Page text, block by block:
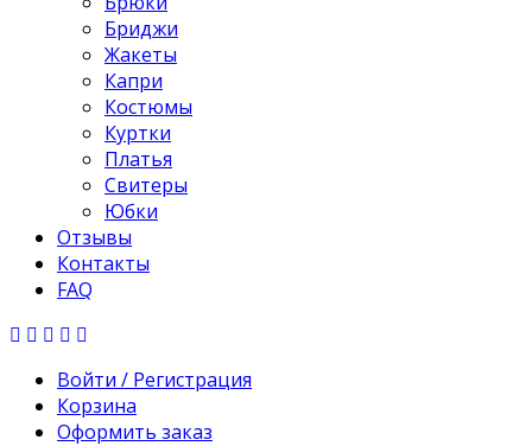
Бриджи
Жакеты
Капри
Костюмы
Куртки
Платья
Свитеры
Юбки
Отзывы
Контакты
FAQ
Войти / Регистрация
Корзина
Оформить заказ